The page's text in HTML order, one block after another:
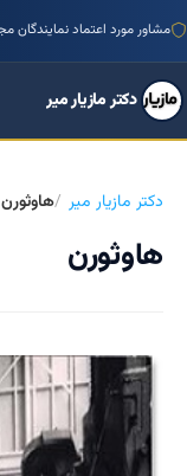
مشاور مورد اعتماد نمایندگان
دکتر مازیار میر
دکتر مازیار میر هاوثورن
هاوثورن